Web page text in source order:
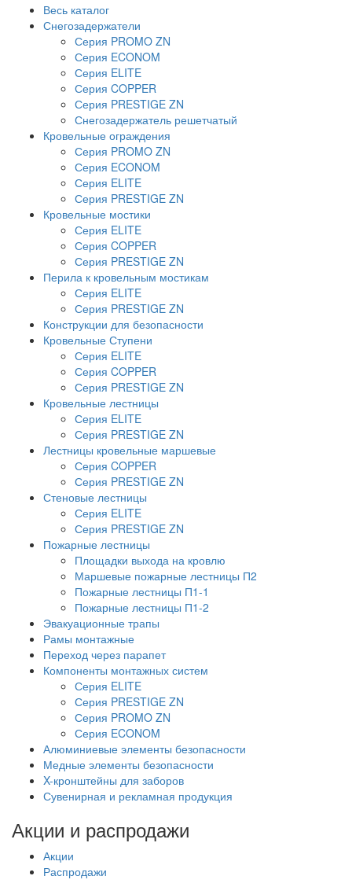
Весь каталог
Снегозадержатели
Серия PROMO ZN
Серия ECONOM
Серия ELITE
Серия COPPER
Серия PRESTIGE ZN
Снегозадержатель решетчатый
Кровельные ограждения
Серия PROMO ZN
Серия ECONOM
Серия ELITE
Серия PRESTIGE ZN
Кровельные мостики
Серия ELITE
Серия COPPER
Серия PRESTIGE ZN
Перила к кровельным мостикам
Серия ELITE
Серия PRESTIGE ZN
Конструкции для безопасности
Кровельные Ступени
Серия ELITE
Серия COPPER
Серия PRESTIGE ZN
Кровельные лестницы
Серия ELITE
Серия PRESTIGE ZN
Лестницы кровельные маршевые
Серия COPPER
Серия PRESTIGE ZN
Стеновые лестницы
Серия ELITE
Серия PRESTIGE ZN
Пожарные лестницы
Площадки выхода на кровлю
Маршевые пожарные лестницы П2
Пожарные лестницы П1-1
Пожарные лестницы П1-2
Эвакуационные трапы
Рамы монтажные
Переход через парапет
Компоненты монтажных систем
Серия ELITE
Серия PRESTIGE ZN
Серия PROMO ZN
Серия ECONOM
Алюминиевые элементы безопасности
Медные элементы безопасности
X-кронштейны для заборов
Сувенирная и рекламная продукция
Акции и распродажи
Акции
Распродажи